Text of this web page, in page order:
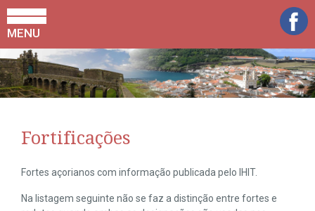
MENU
Fortificações
Fortes açorianos com informação publicada pelo IHIT.
Na listagem seguinte não se faz a distinção entre fortes e